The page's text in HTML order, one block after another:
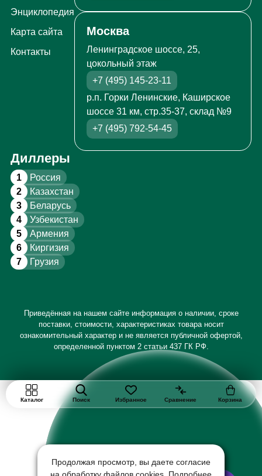
Энциклопедия
Карта сайта
Контакты
Москва
Ленинградское шоссе, 25,
цокольный этаж
+7 (495) 145-23-11
р.п. Горки Ленинские, Каширское
шоссе 31 км, стр.35-37, склад №9
+7 (495) 792-54-45
Диллеры
1 Россия
2 Казахстан
3 Беларусь
4 Узбекистан
5 Армения
6 Киргизия
7 Грузия
Приведённая на нашем сайте информация о наличии, сроке
поставки, стоимости, характеристиках товара носит
ознакомительный характер и не является публичной офертой,
определенной пунктом 2 статьи 437 ГК РФ.
Каталог Поиск Избранное Сравнение Корзина
Продолжая просмотр, вы даете согласие